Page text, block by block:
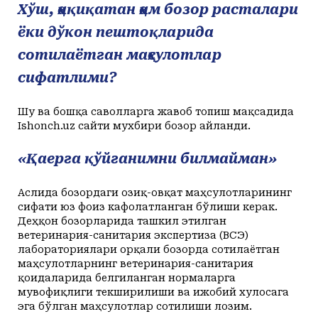
Хўш, ҳақиқатан ҳам бозор расталари
ёки дўкон пештоқларида
сотилаётган маҳсулотлар
сифатлими?
Шу ва бошқа саволларга жавоб топиш мақсадида
Ishonch.uz сайти мухбири бозор айланди.
«Қаерга қўйганимни билмайман»
Аслида бозордаги озиқ-овқат маҳсулотларининг
сифати юз фоиз кафолатланган бўлиши керак.
Деҳқон бозорларида ташкил этилган
ветеринария-санитария экспертиза (ВСЭ)
лабораториялари орқали бозорда сотилаётган
маҳсулотларнинг ветеринария-санитария
қоидаларида белгиланган нормаларга
мувофиқлиги текширилиши ва ижобий хулосага
эга бўлган маҳсулотлар сотилиши лозим.